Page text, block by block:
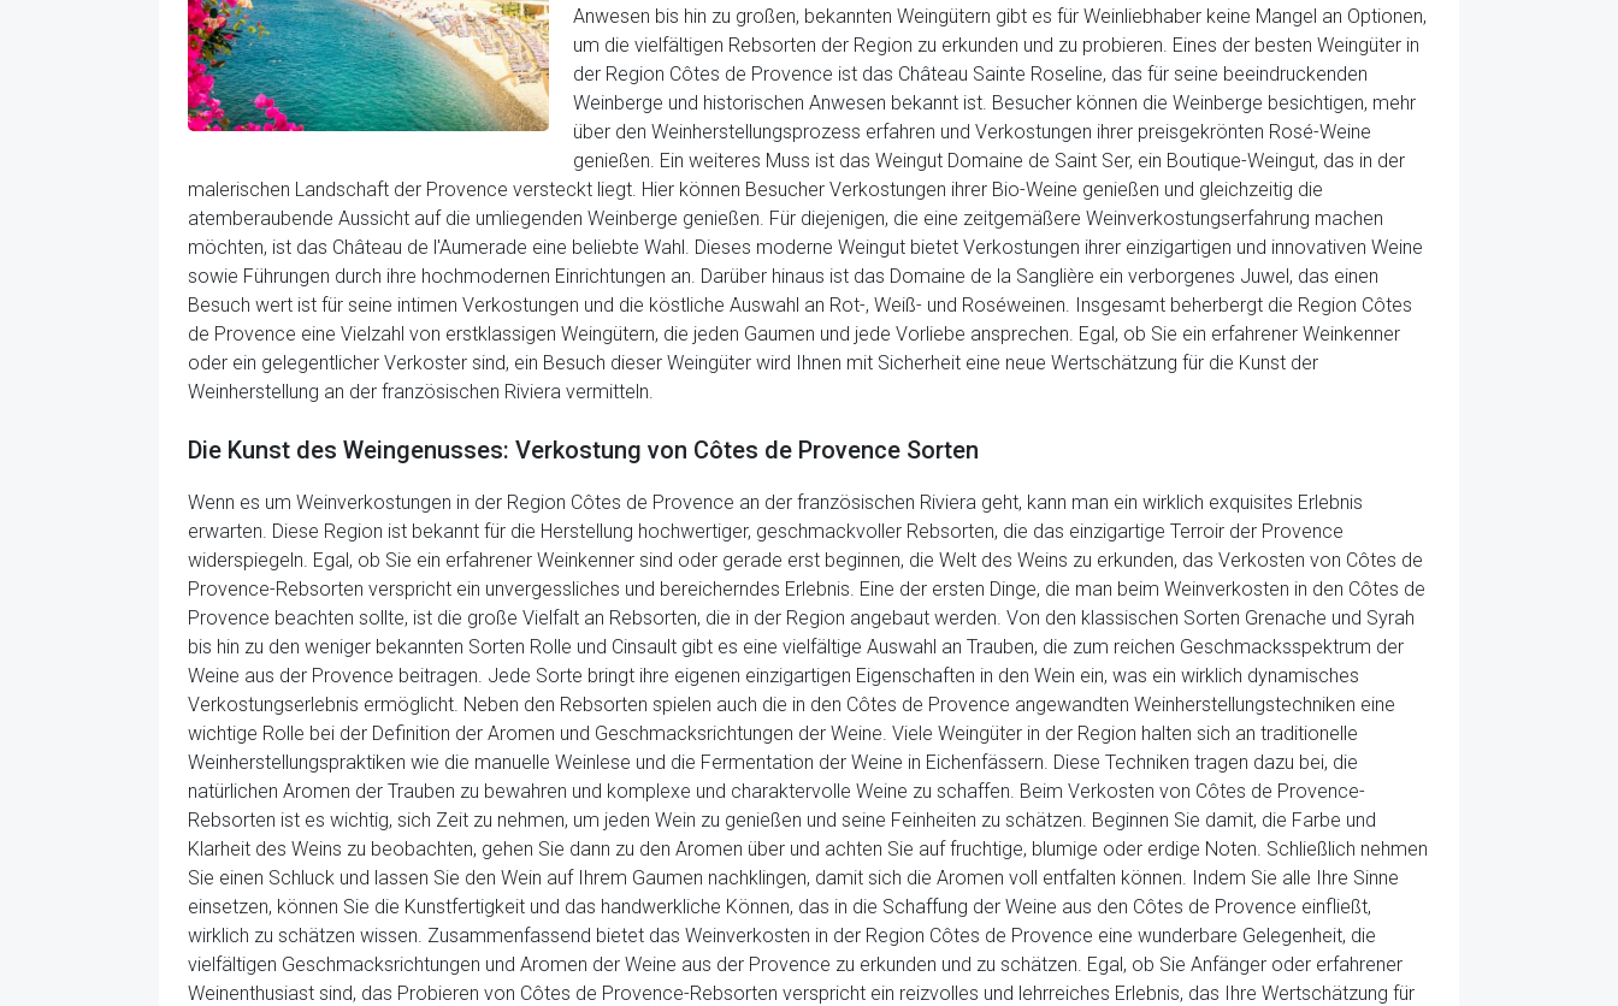
Anwesen bis hin zu großen, bekannten Weingütern gibt es für Weinliebhaber keine Mangel an Optionen,
um die vielfältigen Rebsorten der Region zu erkunden und zu probieren. Eines der besten Weingüter in
der Region Côtes de Provence ist das Château Sainte Roseline, das für seine beeindruckenden
Weinberge und historischen Anwesen bekannt ist. Besucher können die Weinberge besichtigen, mehr
über den Weinherstellungsprozess erfahren und Verkostungen ihrer preisgekrönten Rosé-Weine
genießen. Ein weiteres Muss ist das Weingut Domaine de Saint Ser, ein Boutique-Weingut, das in der
malerischen Landschaft der Provence versteckt liegt. Hier können Besucher Verkostungen ihrer Bio-Weine genießen und gleichzeitig die
atemberaubende Aussicht auf die umliegenden Weinberge genießen. Für diejenigen, die eine zeitgemäßere Weinverkostungserfahrung machen
möchten, ist das Château de l'Aumerade eine beliebte Wahl. Dieses moderne Weingut bietet Verkostungen ihrer einzigartigen und innovativen Weine
sowie Führungen durch ihre hochmodernen Einrichtungen an. Darüber hinaus ist das Domaine de la Sanglière ein verborgenes Juwel, das einen
Besuch wert ist für seine intimen Verkostungen und die köstliche Auswahl an Rot-, Weiß- und Roséweinen. Insgesamt beherbergt die Region Côtes
de Provence eine Vielzahl von erstklassigen Weingütern, die jeden Gaumen und jede Vorliebe ansprechen. Egal, ob Sie ein erfahrener Weinkenner
oder ein gelegentlicher Verkoster sind, ein Besuch dieser Weingüter wird Ihnen mit Sicherheit eine neue Wertschätzung für die Kunst der
Weinherstellung an der französischen Riviera vermitteln.
Die Kunst des Weingenusses: Verkostung von Côtes de Provence Sorten
Wenn es um Weinverkostungen in der Region Côtes de Provence an der französischen Riviera geht, kann man ein wirklich exquisites Erlebnis
erwarten. Diese Region ist bekannt für die Herstellung hochwertiger, geschmackvoller Rebsorten, die das einzigartige Terroir der Provence
widerspiegeln. Egal, ob Sie ein erfahrener Weinkenner sind oder gerade erst beginnen, die Welt des Weins zu erkunden, das Verkosten von Côtes de
Provence-Rebsorten verspricht ein unvergessliches und bereicherndes Erlebnis. Eine der ersten Dinge, die man beim Weinverkosten in den Côtes de
Provence beachten sollte, ist die große Vielfalt an Rebsorten, die in der Region angebaut werden. Von den klassischen Sorten Grenache und Syrah
bis hin zu den weniger bekannten Sorten Rolle und Cinsault gibt es eine vielfältige Auswahl an Trauben, die zum reichen Geschmacksspektrum der
Weine aus der Provence beitragen. Jede Sorte bringt ihre eigenen einzigartigen Eigenschaften in den Wein ein, was ein wirklich dynamisches
Verkostungserlebnis ermöglicht. Neben den Rebsorten spielen auch die in den Côtes de Provence angewandten Weinherstellungstechniken eine
wichtige Rolle bei der Definition der Aromen und Geschmacksrichtungen der Weine. Viele Weingüter in der Region halten sich an traditionelle
Weinherstellungspraktiken wie die manuelle Weinlese und die Fermentation der Weine in Eichenfässern. Diese Techniken tragen dazu bei, die
natürlichen Aromen der Trauben zu bewahren und komplexe und charaktervolle Weine zu schaffen. Beim Verkosten von Côtes de Provence-
Rebsorten ist es wichtig, sich Zeit zu nehmen, um jeden Wein zu genießen und seine Feinheiten zu schätzen. Beginnen Sie damit, die Farbe und
Klarheit des Weins zu beobachten, gehen Sie dann zu den Aromen über und achten Sie auf fruchtige, blumige oder erdige Noten. Schließlich nehmen
Sie einen Schluck und lassen Sie den Wein auf Ihrem Gaumen nachklingen, damit sich die Aromen voll entfalten können. Indem Sie alle Ihre Sinne
einsetzen, können Sie die Kunstfertigkeit und das handwerkliche Können, das in die Schaffung der Weine aus den Côtes de Provence einfließt,
wirklich zu schätzen wissen. Zusammenfassend bietet das Weinverkosten in der Region Côtes de Provence eine wunderbare Gelegenheit, die
vielfältigen Geschmacksrichtungen und Aromen der Weine aus der Provence zu erkunden und zu schätzen. Egal, ob Sie Anfänger oder erfahrener
Weinenthusiast sind, das Probieren von Côtes de Provence-Rebsorten verspricht ein reizvolles und lehrreiches Erlebnis, das Ihre Wertschätzung für